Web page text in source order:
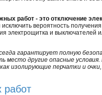
работ - это отключение
вероятность получения
электрощитка и выключателей
гарантирует полную
место другие опасные
изолирующие перчатки и
работ